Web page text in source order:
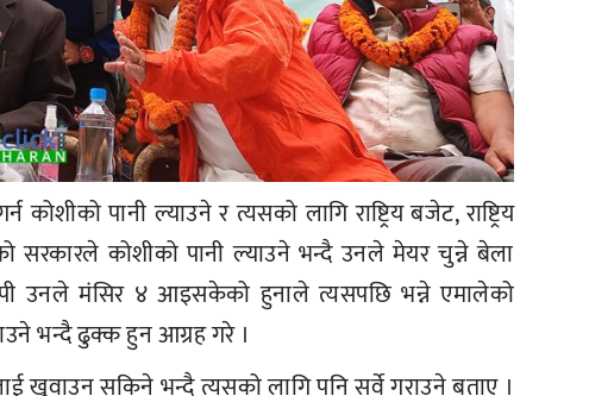
पानी ल्याउने र त्यसको लागि राष्ट्रिय बजेट, राष्ट्रिय
कोशीको पानी ल्याउने भन्दै उनले मेयर चुन्ने बेला
उनले मंसिर ४ आइसकेको हुनाले त्यसपछि भन्ने एमालेको
भन्दै ढुक्क हुन आग्रह गरे ।
खुवाउन सकिने भन्दै त्यसको लागि पनि सर्वे गराउने बताए ।